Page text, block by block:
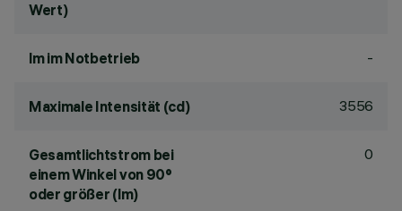
Wert)
lm im Notbetrieb -
Maximale Intensität (cd) 3556
Gesamtlichtstrom bei
einem Winkel von 90°
oder größer (lm)
0